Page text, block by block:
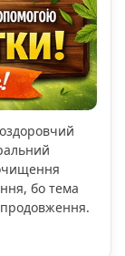
бо тема
продовження.